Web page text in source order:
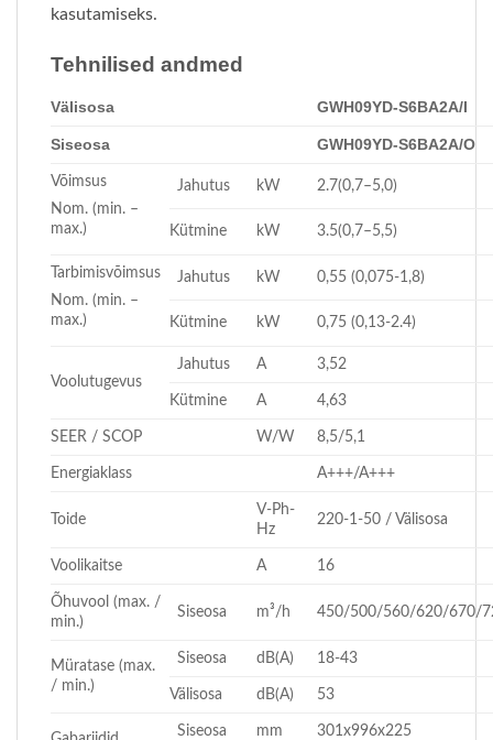
kasutamiseks.
Tehnilised andmed
Välisosa GWH09YD-S6BA2A/I
Siseosa GWH09YD-S6BA2A/O
Võimsus
Nom. (min. –
max.)
Jahutus kW 2.7(0,7–5,0)
Kütmine kW 3.5(0,7–5,5)
Tarbimisvõimsus
Nom. (min. –
max.)
Jahutus kW 0,55 (0,075-1,8)
Kütmine kW 0,75 (0,13-2.4)
Voolutugevus
Jahutus A 3,52
Kütmine A 4,63
SEER / SCOP W/W 8,5/5,1
Energiaklass A+++/A+++
Toide
V-Ph-
Hz
220-1-50 / Välisosa
Voolikaitse A 16
Õhuvool (max. /
min.)
Siseosa m³/h 450/500/560/620/670/
Müratase (max.
/ min.)
Siseosa dB(A) 18-43
Välisosa dB(A) 53
Siseosa mm 301x996x225